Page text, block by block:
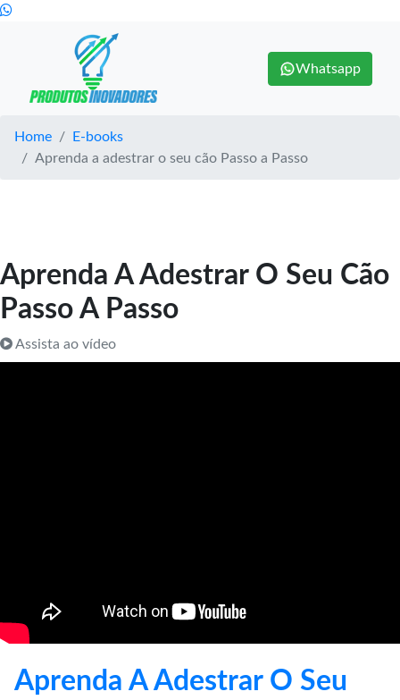
Whatsapp
Home
E-books
Aprenda a adestrar o seu cão Passo a Passo
Aprenda A Adestrar O Seu Cão
Passo A Passo
Assista ao vídeo
Aprenda A Adestrar O Seu